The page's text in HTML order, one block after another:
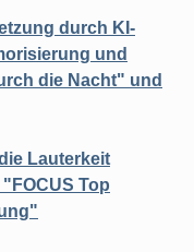
durch KI-
und
die Nacht" und
Lauterkeit
Top